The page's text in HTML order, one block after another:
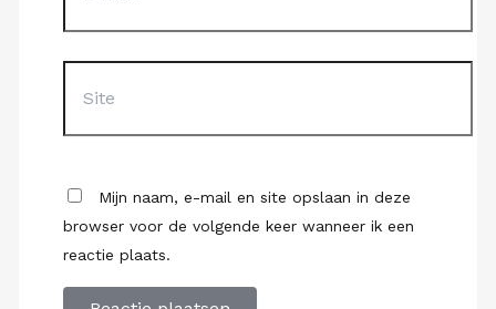
Mijn naam, e-mail en site opslaan in deze
browser voor de volgende keer wanneer ik een
reactie plaats.